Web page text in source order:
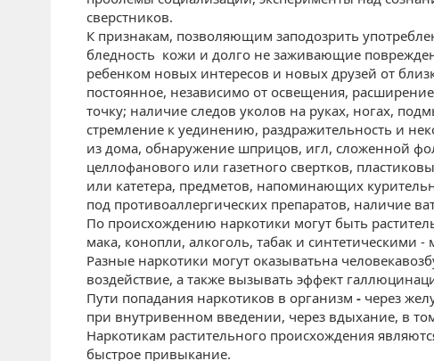
сверстников.
К признакам, позволяющим заподозрить
бледность кожи и долго не заживающие
ребенком новых интересов и новых друзей от
постоянное, независимо от освещения,
точку; наличие следов уколов на руках, ногах,
стремление к уединению, раздражительность и
из дома, обнаружение шприцов, игл, сложенной
целлофанового или газетного свертков,
или катетера, предметов, напоминающих
под противоаллергических препаратов, наличие
По происхождению наркотики могут быть
мака, конопли, алкоголь, табак и синтетическими
Разные наркотики могут оказыватьна человека
воздействие, а также вызывать эффект
Пути попадания наркотиков в организм - через
при внутривенном введении, через вдыхание, в
Наркотикам растительного происхождения
быстрое привыкание.